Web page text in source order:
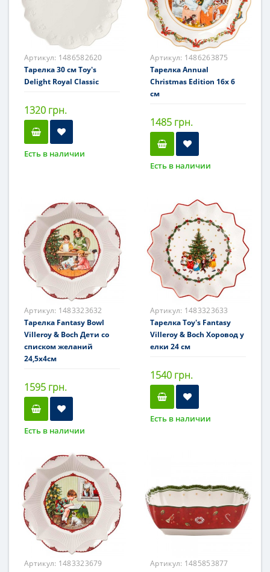
Артикул: 1486582620
Тарелка 30 см Toy's
Delight Royal Classic
1320 грн.
Есть в наличии
Артикул: 1486263875
Тарелка Annual
Christmas Edition 16x 6
см
1485 грн.
Есть в наличии
Артикул: 1483323632
Тарелка Fantasy Bowl
Villeroy & Boch Дети со
списком желаний
24,5x4см
1595 грн.
Есть в наличии
Артикул: 1483323633
Тарелка Toy's Fantasy
Villeroy & Boch Хоровод у
елки 24 см
1540 грн.
Есть в наличии
Артикул: 1483323679
Артикул: 1485853877